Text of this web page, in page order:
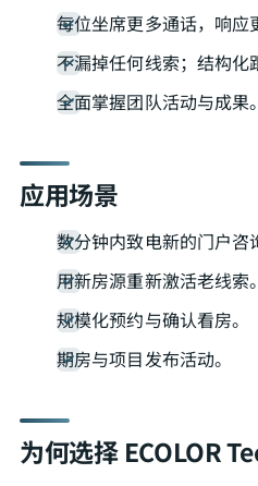
每位坐席更多通话，响应
不漏掉任何线索；结构化
全面掌握团队活动与成果。
应用场景
数分钟内致电新的门户咨
用新房源重新激活老线索。
规模化预约与确认看房。
期房与项目发布活动。
为何选择 ECOLOR